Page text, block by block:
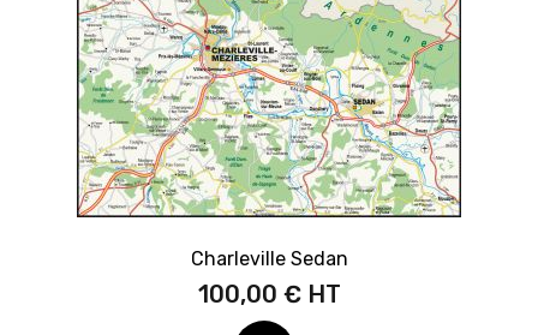
Charleville Sedan
100,00 €